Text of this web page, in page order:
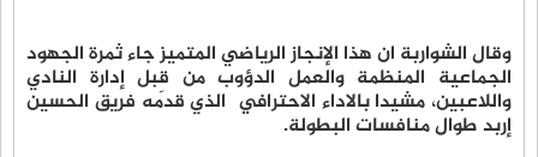
وقال الشواربة ان هذا الإنجاز الرياضي المتميز جاء ثمرة الجهود
الجماعية المنظمة والعمل الدؤوب من قِبل إدارة النادي
واللاعبين، مشيدا بالاداء الاحترافي الذي قدمه فريق الحسين
إربد طوال منافسات البطولة.